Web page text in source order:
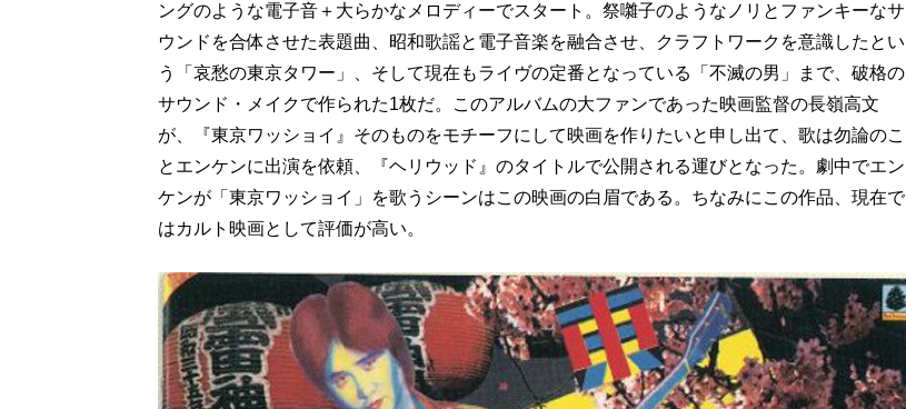
ングのような電子音＋大らかなメロディーでスタート。祭囃子のようなノリとファンキーなサ
ウンドを合体させた表題曲、昭和歌謡と電子音楽を融合させ、クラフトワークを意識したとい
う「哀愁の東京タワー」、そして現在もライヴの定番となっている「不滅の男」まで、破格の
サウンド・メイクで作られた1枚だ。このアルバムの大ファンであった映画監督の長嶺高文
が、『東京ワッショイ』そのものをモチーフにして映画を作りたいと申し出て、歌は勿論のこ
とエンケンに出演を依頼、『ヘリウッド』のタイトルで公開される運びとなった。劇中でエン
ケンが「東京ワッショイ」を歌うシーンはこの映画の白眉である。ちなみにこの作品、現在で
はカルト映画として評価が高い。